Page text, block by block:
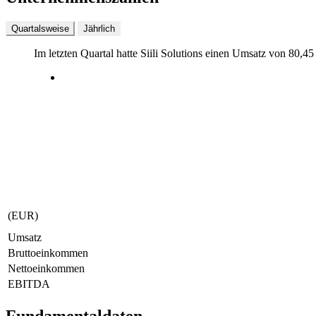
Quartalsweise Jährlich
Im letzten Quartal hatte Siili Solutions einen Umsatz von
(EUR)
Umsatz
Bruttoeinkommen
Nettoeinkommen
EBITDA